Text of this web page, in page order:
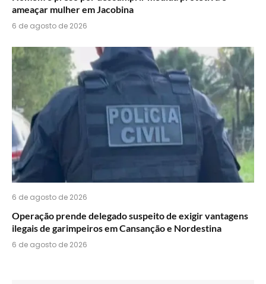
ameaçar mulher em Jacobina
6 de agosto de 2026
6 de agosto de 2026
Operação prende delegado suspeito de exigir vantagens
ilegais de garimpeiros em Cansanção e Nordestina
6 de agosto de 2026